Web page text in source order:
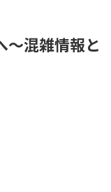
～混雑情報と